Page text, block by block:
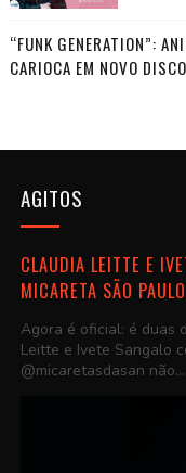
“FUNK GENERATION”:
CARIOCA EM NOVO DISCO
AGITOS
CLAUDIA LEITTE E
MICARETA SÃO PAULO
Agora é oficial: é duas
Leitte e Ivete Sangalo
@micaretasdasan não...